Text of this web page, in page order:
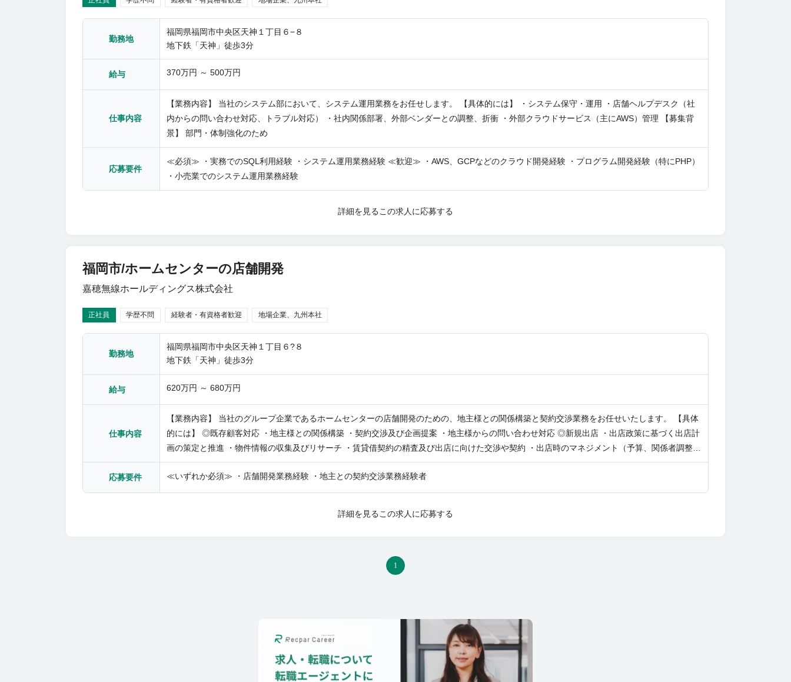
勤務地
福岡県福岡市中央区天神１丁目６−８
地下鉄「天神」徒歩3分
給与 370万円 ～ 500万円
仕事内容
【業務内容】 当社のシステム部において、システム運用業務をお任せします。 【具体的には】 ・システム保守・運用 ・店舗ヘルプデスク（社
内からの問い合わせ対応、トラブル対応） ・社内関係部署、外部ベンダーとの調整、折衝 ・外部クラウドサービス（主にAWS）管理 【募集背
景】 部門・体制強化のため
応募要件
≪必須≫ ・実務でのSQL利用経験 ・システム運用業務経験 ≪歓迎≫ ・AWS、GCPなどのクラウド開発経験 ・プログラム開発経験（特にPHP）
・小売業でのシステム運用業務経験
詳細を見るこの求人に応募する
嘉穂無線ホールディングス株式会社
福岡市/ホームセンターの店舗開発
正社員 学歴不問 経験者・有資格者歓迎 地場企業、九州本社
勤務地
福岡県福岡市中央区天神１丁目６?８
地下鉄「天神」徒歩3分
給与 620万円 ～ 680万円
仕事内容
【業務内容】 当社のグループ企業であるホームセンターの店舗開発のための、地主様との関係構築と契約交渉業務をお任せいたします。 【具体
的には】 ◎既存顧客対応 ・地主様との関係構築 ・契約交渉及び企画提案 ・地主様からの問い合わせ対応 ◎新規出店 ・出店政策に基づく出店計
画の策定と推進 ・物件情報の収集及びリサーチ ・賃貸借契約の精査及び出店に向けた交渉や契約 ・出店時のマネジメント（予算、関係者調整、
工期管理など） ・既存店舗オーナーやデベロッパー、SC等との良好な関係構築 ◎その他 ・店舗開発部署の強化及びチームビルド ※担当にもよ
りますが、出張（基本的は日帰り）頻度は週に1～2回ほどです。 【募集背景】 当社のグループ企業、ホームセンター「グッデイ」の店舗開発職
をより強化するための募集です。
応募要件 ≪いずれか必須≫ ・店舗開発業務経験 ・地主との契約交渉業務経験者
詳細を見る この求人に応募する
1